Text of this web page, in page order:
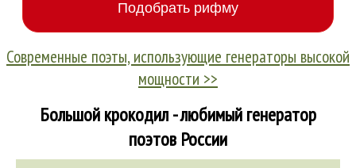
Современные поэты, использующие генераторы высокой
мощности >>
Большой крокодил - любимый генератор
поэтов России